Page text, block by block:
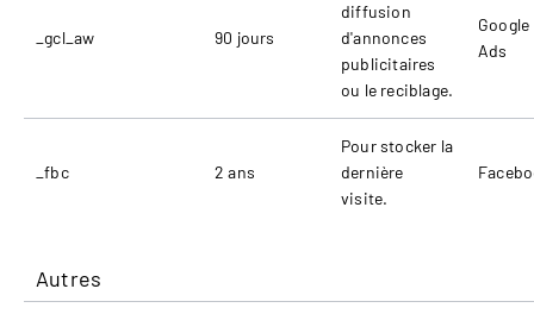
_gcl_aw 90 jours
diffusion
d'annonces
publicitaires
ou le reciblage.
Google
Ads
_fbc 2 ans
Pour stocker la
dernière
visite.
Autres